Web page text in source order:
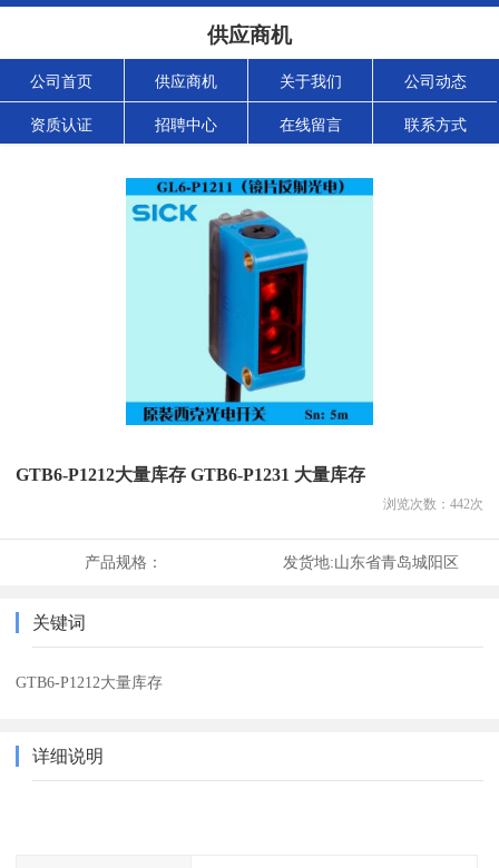
供应商机
公司首页 供应商机 关于我们 公司动态
资质认证 招聘中心 在线留言 联系方式
GTB6-P1212大量库存 GTB6-P1231 大量库存
浏览次数： 442次
产品规格： 发货地:山东省青岛城阳区
关键词
GTB6-P1212大量库存
详细说明